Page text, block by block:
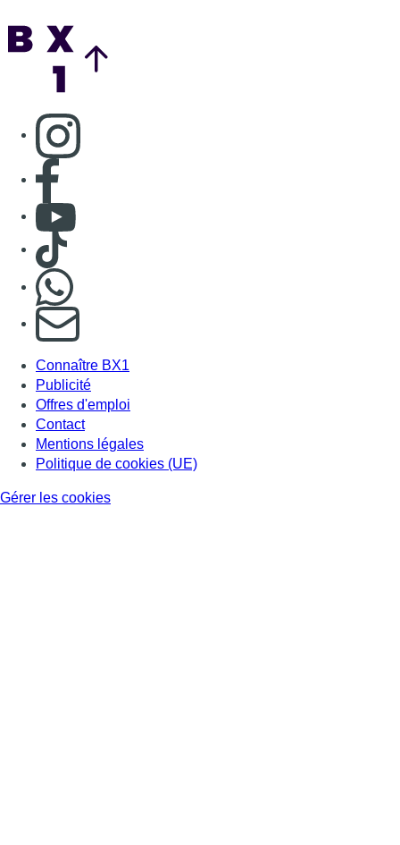
Consulter page Instagram
Consulter page Facebook
Consulter Youtube
Consulter TikTok
S'abonner à notre newsletter
Connaître BX1
Publicité
Offres d'emploi
Contact
Mentions légales
Politique de cookies (UE)
Gérer les cookies